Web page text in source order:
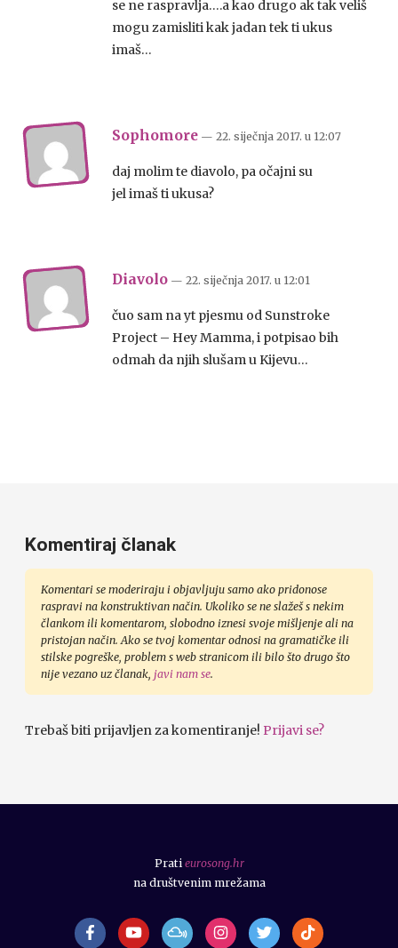
se ne raspravlja….a kao drugo ak tak veliš
mogu zamisliti kak jadan tek ti ukus
imaš…
Sophomore — 22. siječnja 2017. u 12:07
daj molim te diavolo, pa očajni su
jel imaš ti ukusa?
Diavolo — 22. siječnja 2017. u 12:01
čuo sam na yt pjesmu od Sunstroke
Project – Hey Mamma, i potpisao bih
odmah da njih slušam u Kijevu…
Komentiraj članak
Komentari se moderiraju i objavljuju samo ako pridonose
raspravi na konstruktivan način. Ukoliko se ne slažeš s nekim
člankom ili komentarom, slobodno iznesi svoje mišljenje ali na
pristojan način. Ako se tvoj komentar odnosi na gramatičke ili
stilske pogreške, problem s web stranicom ili bilo što drugo što
nije vezano uz članak, javi nam se.
Trebaš biti prijavljen za komentiranje! Prijavi se?
Prati eurosong.hr
na društvenim mrežama